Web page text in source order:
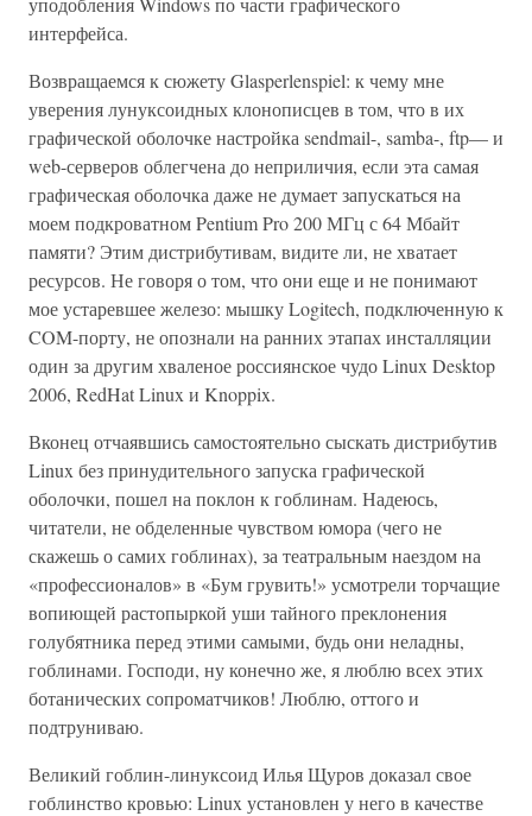
интерфейса.
Возвращаемся к сюжету Glasperlenspiel: к чему мне
уверения лунуксоидных клонописцев в том, что в их
графической оболочке настройка sendmail-, samba-, ftp— и
web-серверов облегчена до неприличия, если эта самая
графическая оболочка даже не думает запускаться на
моем подкроватном Pentium Pro 200 МГц с 64 Мбайт
памяти? Этим дистрибутивам, видите ли, не хватает
ресурсов. Не говоря о том, что они еще и не понимают
мое устаревшее железо: мышку Logitech, подключенную к
COM-порту, не опознали на ранних этапах инсталляции
один за другим хваленое россиянское чудо Linux Desktop
2006, RedHat Linux и Knoppix.
Вконец отчаявшись самостоятельно сыскать дистрибутив
Linux без принудительного запуска графической
оболочки, пошел на поклон к гоблинам. Надеюсь,
читатели, не обделенные чувством юмора (чего не
скажешь о самих гоблинах), за театральным наездом на
«профессионалов» в «Бум грувить!» усмотрели торчащие
вопиющей растопыркой уши тайного преклонения
голубятника перед этими самыми, будь они неладны,
гоблинами. Господи, ну конечно же, я люблю всех этих
ботанических сопроматчиков! Люблю, оттого и
подтруниваю.
Великий гоблин-линуксоид Илья Щуров доказал свое
гоблинство кровью: Linux установлен у него в качестве